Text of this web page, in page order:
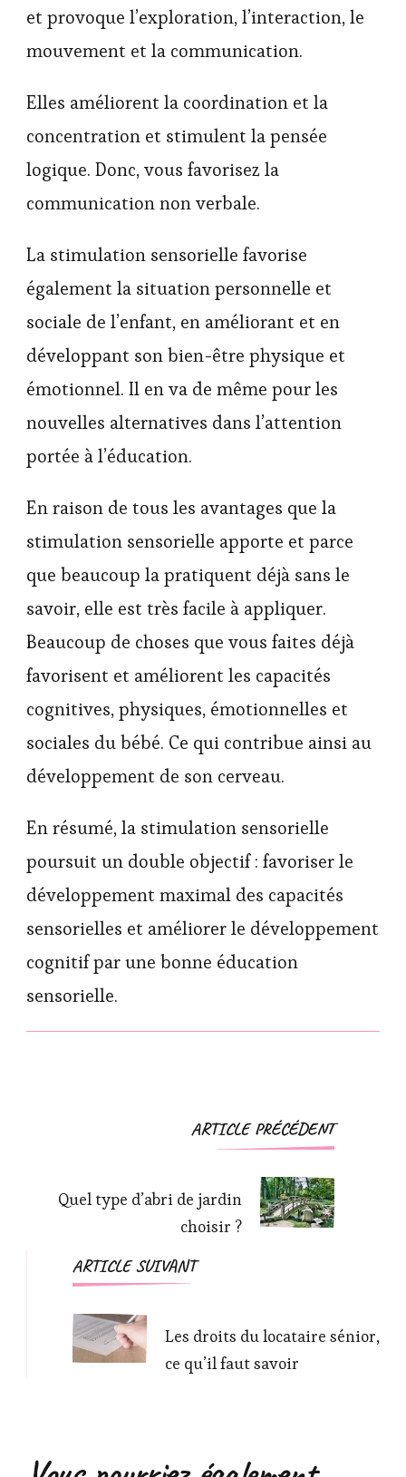
et provoque l’exploration, l’interaction, le
mouvement et la communication.
Elles améliorent la coordination et la
concentration et stimulent la pensée
logique. Donc, vous favorisez la
communication non verbale.
La stimulation sensorielle favorise
également la situation personnelle et
sociale de l’enfant, en améliorant et en
développant son bien-être physique et
émotionnel. Il en va de même pour les
nouvelles alternatives dans l’attention
portée à l’éducation.
En raison de tous les avantages que la
stimulation sensorielle apporte et parce
que beaucoup la pratiquent déjà sans le
savoir, elle est très facile à appliquer.
Beaucoup de choses que vous faites déjà
favorisent et améliorent les capacités
cognitives, physiques, émotionnelles et
sociales du bébé. Ce qui contribue ainsi au
développement de son cerveau.
En résumé, la stimulation sensorielle
poursuit un double objectif : favoriser le
développement maximal des capacités
sensorielles et améliorer le développement
cognitif par une bonne éducation
sensorielle.
Navigation
ARTICLE PRÉCÉDENT
Quel type d’abri de jardin
choisir ?
ARTICLE SUIVANT
Les droits du locataire sénior,
ce qu’il faut savoir